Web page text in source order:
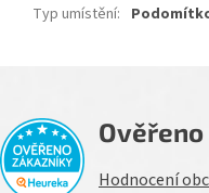
Typ umístění:
Hodnocení